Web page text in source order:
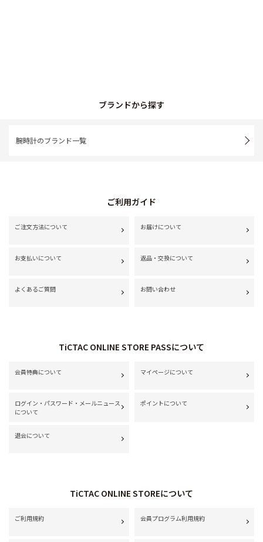
ブランドから探す
腕時計のブランド一覧
ご利用ガイド
ご注文方法について お届けについて
お支払いについて 返品・交換について
よくあるご質問 お問い合わせ
TiCTAC ONLINE STORE PASSについて
会員特典について マイページについて
ログイン・パスワード・メールニュース
について
ポイントについて
退会について
TiCTAC ONLINE STOREについて
ご利用規約 会員プログラム利用規約